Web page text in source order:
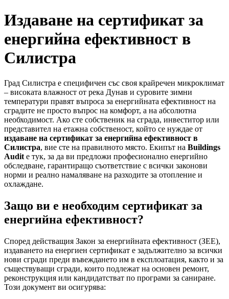
Издаване на сертификат за
енергийна ефективност в
Силистра
Град Силистра е специфичен със своя крайречен микроклимат
– високата влажност от река Дунав и суровите зимни
температури правят въпроса за енергийната ефективност на
сградите не просто въпрос на комфорт, а на абсолютна
необходимост. Ако сте собственик на сграда, инвеститор или
представител на етажна собственост, който се нуждае от
издаване на сертификат за енергийна ефективност в
Силистра, вие сте на правилното място. Екипът на Buildings
Audit е тук, за да ви предложи професионално енергийно
обследване, гарантиращо съответствие с всички законови
норми и реално намаляване на разходите за отопление и
охлаждане.
Защо ви е необходим сертификат за
енергийна ефективност?
Според действащия Закон за енергийната ефективност (ЗЕЕ),
издаването на енергиен сертификат е задължително за всички
нови сгради преди въвеждането им в експлоатация, както и за
съществуващи сгради, които подлежат на основен ремонт,
реконструкция или кандидатстват по програми за саниране.
Този документ ви осигурява: